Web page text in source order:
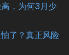
，为何3月少
了？真正风险